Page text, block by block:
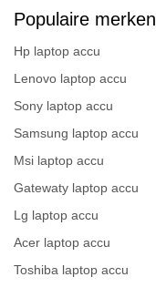
Populaire merken
Hp laptop accu
Lenovo laptop accu
Sony laptop accu
Samsung laptop accu
Msi laptop accu
Gatewaty laptop accu
Lg laptop accu
Acer laptop accu
Toshiba laptop accu